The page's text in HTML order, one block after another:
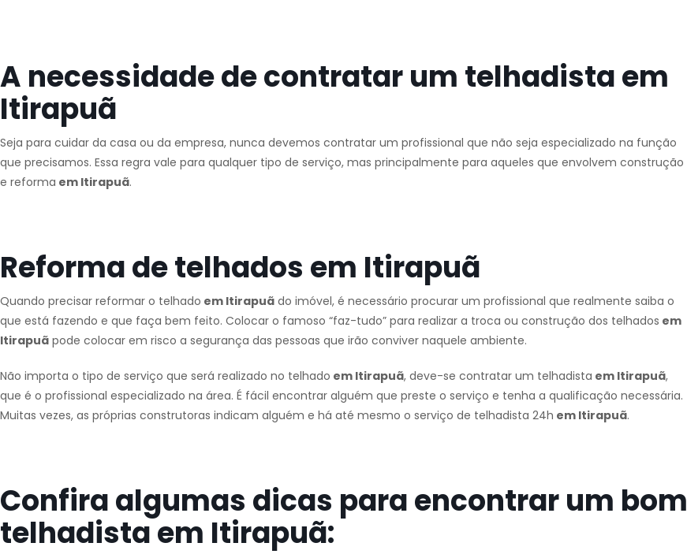
A necessidade de contratar um telhadista em
Itirapuã
Seja para cuidar da casa ou da empresa, nunca devemos contratar um profissional que não seja especializado na função
que precisamos. Essa regra vale para qualquer tipo de serviço, mas principalmente para aqueles que envolvem construção
e reforma em Itirapuã.
Reforma de telhados em Itirapuã
Quando precisar reformar o telhado em Itirapuã do imóvel, é necessário procurar um profissional que realmente saiba o
que está fazendo e que faça bem feito. Colocar o famoso “faz-tudo” para realizar a troca ou construção dos telhados em
Itirapuã pode colocar em risco a segurança das pessoas que irão conviver naquele ambiente.
Não importa o tipo de serviço que será realizado no telhado em Itirapuã, deve-se contratar um telhadista em Itirapuã,
que é o profissional especializado na área. É fácil encontrar alguém que preste o serviço e tenha a qualificação necessária.
Muitas vezes, as próprias construtoras indicam alguém e há até mesmo o serviço de telhadista 24h em Itirapuã.
Confira algumas dicas para encontrar um bom
telhadista em Itirapuã: